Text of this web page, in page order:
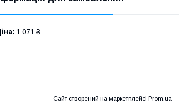
1 071 ₴
Сайт створений на маркетплейсі Prom.ua